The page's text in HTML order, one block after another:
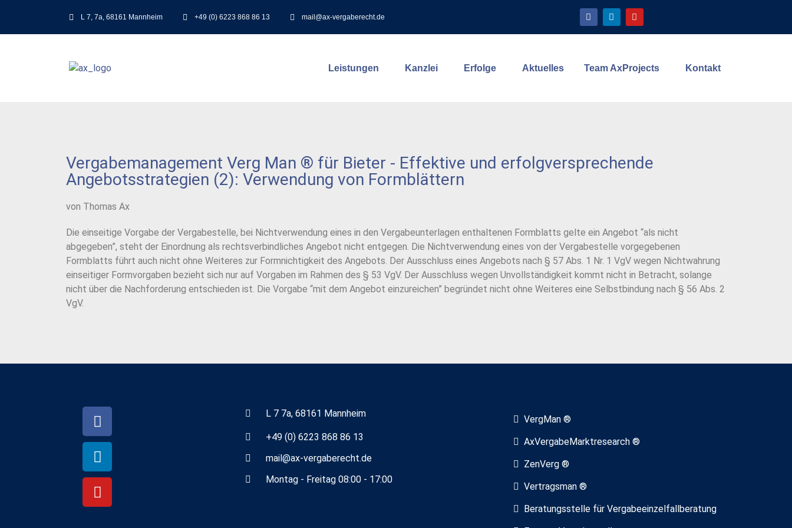
L 7, 7a, 68161 Mannheim +49 (0) 6223 868 86 13 mail@ax-vergaberecht.de
Leistungen Kanzlei Erfolge Aktuelles Team AxProjects Kontakt
Vergabemanagement Verg Man ® für Bieter - Effektive und erfolgversprechende
Angebotsstrategien (2): Verwendung von Formblättern
von Thomas Ax
Die einseitige Vorgabe der Vergabestelle, bei Nichtverwendung eines in den Vergabeunterlagen enthaltenen Formblatts gelte ein Angebot “als nicht
abgegeben”, steht der Einordnung als rechtsverbindliches Angebot nicht entgegen. Die Nichtverwendung eines von der Vergabestelle vorgegebenen
Formblatts führt auch nicht ohne Weiteres zur Formnichtigkeit des Angebots. Der Ausschluss eines Angebots nach § 57 Abs. 1 Nr. 1 VgV wegen Nichtwahrung
einseitiger Formvorgaben bezieht sich nur auf Vorgaben im Rahmen des § 53 VgV. Der Ausschluss wegen Unvollständigkeit kommt nicht in Betracht, solange
nicht über die Nachforderung entschieden ist. Die Vorgabe “mit dem Angebot einzureichen” begründet nicht ohne Weiteres eine Selbstbindung nach § 56 Abs. 2
VgV.
L 7 7a, 68161 Mannheim
+49 (0) 6223 868 86 13
mail@ax-vergaberecht.de
Montag - Freitag 08:00 - 17:00
VergMan ®
AxVergabeMarktresearch ®
ZenVerg ®
Vertragsman ®
Beratungsstelle für Vergabeeinzelfallberatung